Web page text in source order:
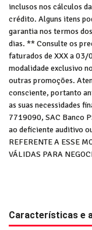
inclusos nos cálculos
crédito. Alguns itens
garantia nos termos
dias. ** Consulte os
faturados de XXX a
modalidade exclusivo
outras promoções.
consciente, portanto
as suas necessidades
7719090, SAC Banco
ao deficiente auditivo
REFERENTE A ESSE
VÁLIDAS PARA
Características e